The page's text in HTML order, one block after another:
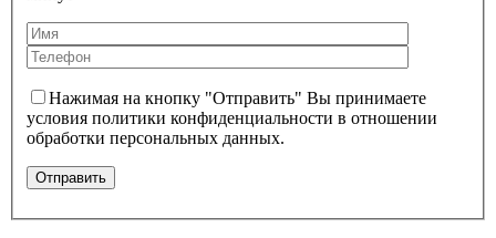
Нажимая на кнопку "Отправить" Вы принимаете
условия политики конфиденциальности в отношении
обработки персональных данных.